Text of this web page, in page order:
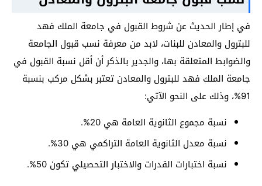
في إطار الحديث عن شروط القبول في جامعة الملك فهد
للبترول والمعادن للبنات، لابد من معرفة نسب قبول الجامعة
والضوابط المتعلقة بها، والجدير بالذكر أن أقل نسبة القبول في
جامعة الملك فهد للبترول والمعادن تعتبر بشكل مركب بنسبة
91%، وذلك على النحو الآتي:
نسبة مجموع الثانوية العامة هي 20%.
نسبة معدل الثانوية العامة التراكمي هي 30%.
نسبة اختبارات القدرات والاختبار التحصيلي تكون 50%.